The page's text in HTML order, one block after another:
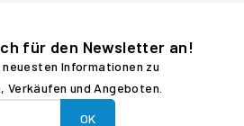
für den Newsletter an!
Informationen zu
Verkäufen und Angeboten.